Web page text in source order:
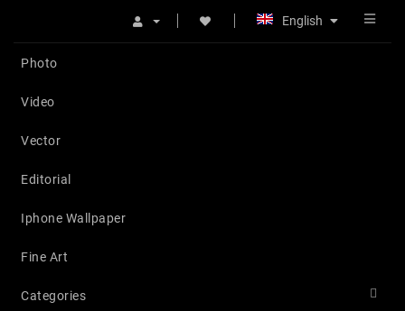
English
Photo
Video
Vector
Editorial
Iphone Wallpaper
Fine Art
Categories